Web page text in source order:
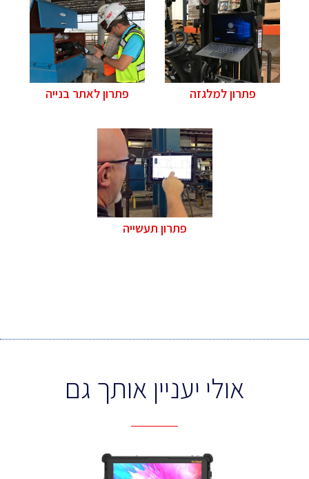
פתרון למלגזה פתרון לאתר בנייה
פתרון תעשייה
אולי יעניין אותך גם